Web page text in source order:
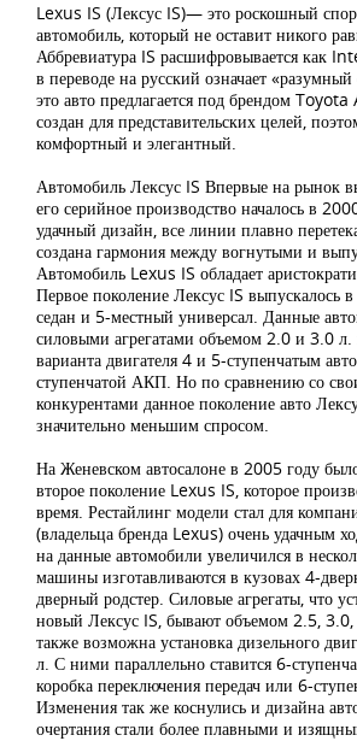
Lexus IS (Лексус IS)— это роскошный
автомобиль, который не оставит никого
Аббревиатура IS расшифровывается как
в переводе на русский означает
это авто предлагается под брендом
создан для представительских целей,
комфортный и элегантный.
Автомобиль Лексус IS Впервые на рынок
его серийное производство началось в
удачный дизайн, все линии плавно
создана гармония между вогнутыми и
Автомобиль Lexus IS обладает
Первое поколение Лексус IS выпускалось
седан и 5-местный универсал. Данные
силовыми агрегатами объемом 2.0 и 3.0 л.
варианта двигателя 4 и 5-ступенчатым
ступенчатой АКП. Но по сравнению со
конкурентами данное поколение авто
значительно меньшим спросом.
На Женевском автосалоне в 2005 году
второе поколение Lexus IS, которое
время. Рестайлинг модели стал для
(владельца бренда Lexus) очень удачным
на данные автомобили увеличился в
машины изготавливаются в кузовах 4-
дверный родстер. Силовые агрегаты, что
новый Лексус IS, бывают объемом 2.5,
также возможна установка дизельного
л. С ними параллельно ставится 6-
коробка переключения передач или 6-
Изменения так же коснулись и дизайна
очертания стали более плавными и